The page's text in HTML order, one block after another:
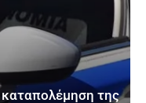
καταπολέμηση της